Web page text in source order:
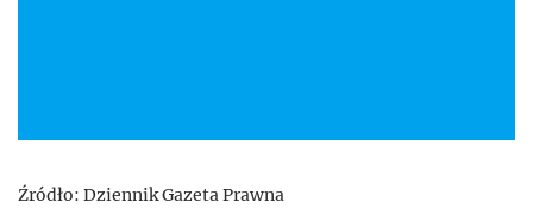
Źródło: Dziennik Gazeta Prawna